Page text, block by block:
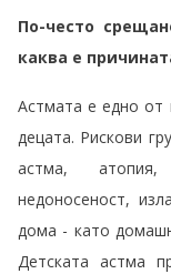
По-често
каква е
Астмата е едно от
децата. Рискови
астма, атопия,
недоносеност,
дома - като
Детската астма